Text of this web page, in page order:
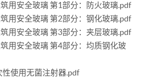
用安全玻璃 第1部分：防火玻璃.pdf
用安全玻璃 第2部分：钢化玻璃.pdf
用安全玻璃 第3部分：夹层玻璃.pdf
用安全玻璃 第4部分：均质钢化玻
使用无菌注射器.pdf